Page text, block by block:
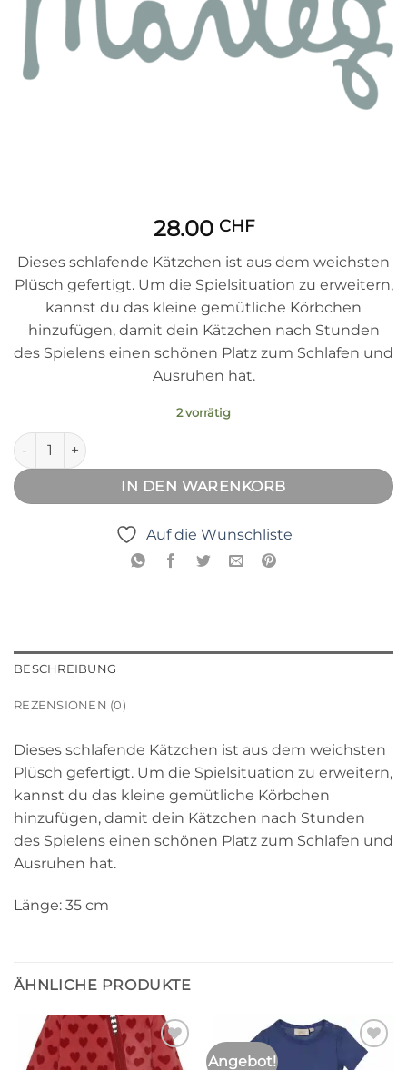
28.00 CHF
Dieses schlafende Kätzchen ist aus dem weichsten
Plüsch gefertigt. Um die Spielsituation zu erweitern,
kannst du das kleine gemütliche Körbchen
hinzufügen, damit dein Kätzchen nach Stunden
des Spielens einen schönen Platz zum Schlafen und
Ausruhen hat.
2 vorrätig
Schlafendes Kätzchen klein Menge
IN DEN WARENKORB
Auf die Wunschliste
BESCHREIBUNG
REZENSIONEN (0)
Dieses schlafende Kätzchen ist aus dem weichsten
Plüsch gefertigt. Um die Spielsituation zu erweitern,
kannst du das kleine gemütliche Körbchen
hinzufügen, damit dein Kätzchen nach Stunden
des Spielens einen schönen Platz zum Schlafen und
Ausruhen hat.
Länge: 35 cm
ÄHNLICHE PRODUKTE
Auf die
Angebot!
Auf die